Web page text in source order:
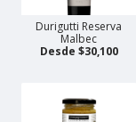
Durigutti Reserva
Malbec
Desde $30,100